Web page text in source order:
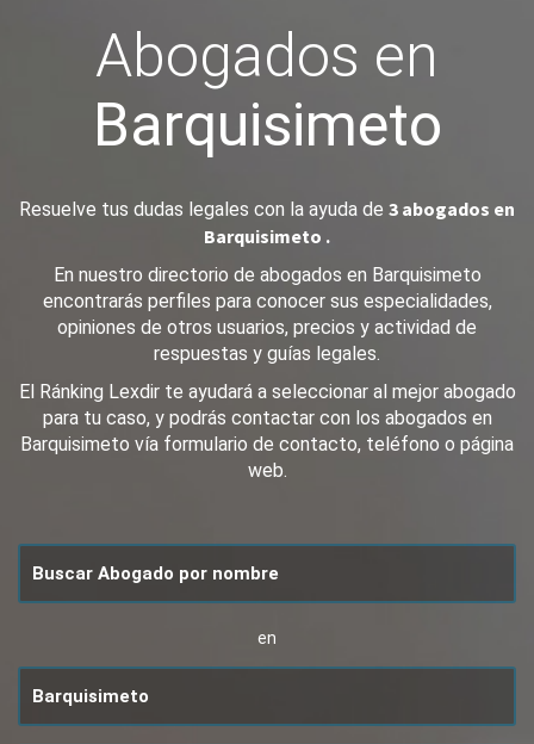
Abogados en
Barquisimeto
Resuelve tus dudas legales con la ayuda de 3 abogados en
Barquisimeto .
En nuestro directorio de abogados en Barquisimeto
encontrarás perfiles para conocer sus especialidades,
opiniones de otros usuarios, precios y actividad de
respuestas y guías legales.
El Ránking Lexdir te ayudará a seleccionar al mejor abogado
para tu caso, y podrás contactar con los abogados en
Barquisimeto vía formulario de contacto, teléfono o página
web.
en